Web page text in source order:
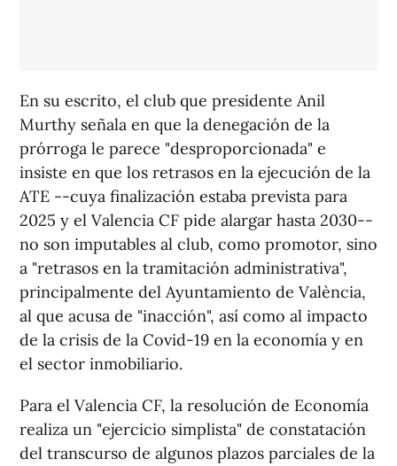
En su escrito, el club que presidente Anil
Murthy señala en que la denegación de la
prórroga le parece "desproporcionada" e
insiste en que los retrasos en la ejecución de la
ATE --cuya finalización estaba prevista para
2025 y el Valencia CF pide alargar hasta 2030--
no son imputables al club, como promotor, sino
a "retrasos en la tramitación administrativa",
principalmente del Ayuntamiento de València,
al que acusa de "inacción", así como al impacto
de la crisis de la Covid-19 en la economía y en
el sector inmobiliario.
Para el Valencia CF, la resolución de Economía
realiza un "ejercicio simplista" de constatación
del transcurso de algunos plazos parciales de la